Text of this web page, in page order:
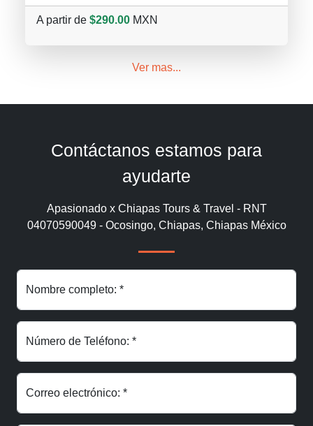
A partir de $290.00 MXN
Ver mas...
Contáctanos estamos para
ayudarte
Apasionado x Chiapas Tours & Travel - RNT
04070590049 - Ocosingo, Chiapas, Chiapas México
Nombre completo: *
Número de Teléfono: *
Correo electrónico: *